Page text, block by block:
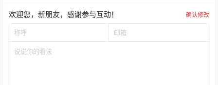
欢迎您，新朋友，感谢参与互动！ 确认修改